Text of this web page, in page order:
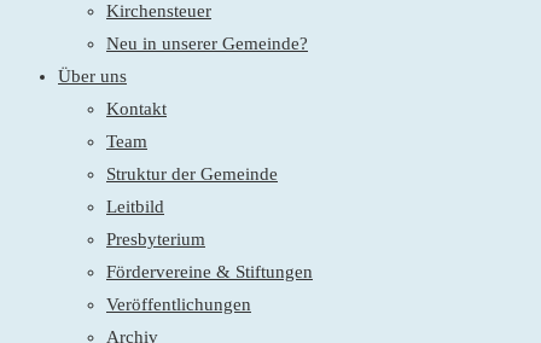
Kirchensteuer
Neu in unserer Gemeinde?
Über uns
Kontakt
Team
Struktur der Gemeinde
Leitbild
Presbyterium
Fördervereine & Stiftungen
Veröffentlichungen
Archiv